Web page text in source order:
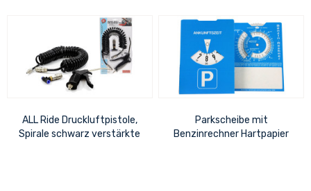
ALL Ride Druckluftpistole,
Spirale schwarz verstärkte
Parkscheibe mit
Benzinrechner Hartpapier